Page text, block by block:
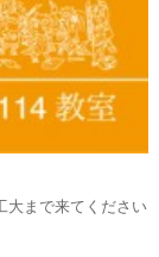
大まで来てください